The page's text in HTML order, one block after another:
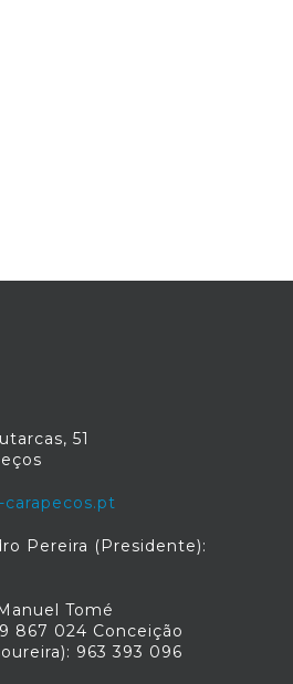
51
carapecos.pt
Pereira (Presidente):
Tomé
867 024 Conceição
963 393 096